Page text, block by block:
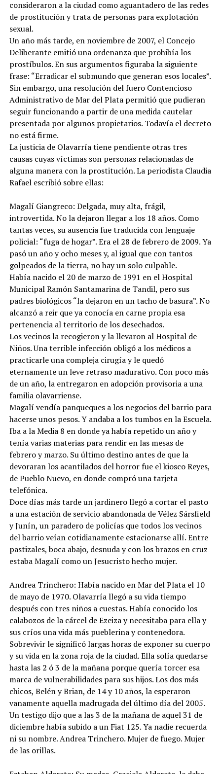
consideraron a la ciudad como aguantadero de las redes
de prostitución y trata de personas para explotación
sexual.
Un año más tarde, en noviembre de 2007, el Concejo
Deliberante emitió una ordenanza que prohibía los
prostíbulos. En sus argumentos figuraba la siguiente
frase: “Erradicar el submundo que generan esos locales”.
Sin embargo, una resolución del fuero Contencioso
Administrativo de Mar del Plata permitió que pudieran
seguir funcionando a partir de una medida cautelar
presentada por algunos propietarios. Todavía el decreto
no está firme.
La justicia de Olavarría tiene pendiente otras tres
causas cuyas víctimas son personas relacionadas de
alguna manera con la prostitución. La periodista Claudia
Rafael escribió sobre ellas:
Magalí Giangreco: Delgada, muy alta, frágil,
introvertida. No la dejaron llegar a los 18 años. Como
tantas veces, su ausencia fue traducida con lenguaje
policial: “fuga de hogar”. Era el 28 de febrero de 2009. Ya
pasó un año y ocho meses y, al igual que con tantos
golpeados de la tierra, no hay un solo culpable.
Había nacido el 20 de marzo de 1991 en el Hospital
Municipal Ramón Santamarina de Tandil, pero sus
padres biológicos “la dejaron en un tacho de basura”. No
alcanzó a reir que ya conocía en carne propia esa
pertenencia al territorio de los desechados.
Los vecinos la recogieron y la llevaron al Hospital de
Niños. Una terrible infección obligó a los médicos a
practicarle una compleja cirugía y le quedó
eternamente un leve retraso madurativo. Con poco más
de un año, la entregaron en adopción provisoria a una
familia olavarriense.
Magalí vendía panqueques a los negocios del barrio para
hacerse unos pesos. Y andaba a los tumbos en la Escuela.
Iba a la Media 8 en donde ya había repetido un año y
tenía varias materias para rendir en las mesas de
febrero y marzo. Su último destino antes de que la
devoraran los acantilados del horror fue el kiosco Reyes,
de Pueblo Nuevo, en donde compró una tarjeta
telefónica.
Doce días más tarde un jardinero llegó a cortar el pasto
a una estación de servicio abandonada de Vélez Sársfield
y Junín, un paradero de policías que todos los vecinos
del barrio veían cotidianamente estacionarse allí. Entre
pastizales, boca abajo, desnuda y con los brazos en cruz
estaba Magalí como un Jesucristo hecho mujer.
Andrea Trinchero: Había nacido en Mar del Plata el 10
de mayo de 1970. Olavarría llegó a su vida tiempo
después con tres niños a cuestas. Había conocido los
calabozos de la cárcel de Ezeiza y necesitaba para ella y
sus críos una vida más pueblerina y contenedora.
Sobrevivir le significó largas horas de exponer su cuerpo
y su vida en la zona roja de la ciudad. Ella solía quedarse
hasta las 2 ó 3 de la mañana porque quería torcer esa
marca de vulnerabilidades para sus hijos. Los dos más
chicos, Belén y Brian, de 14 y 10 años, la esperaron
vanamente aquella madrugada del último día del 2005.
Un testigo dijo que a las 3 de la mañana de aquel 31 de
diciembre había subido a un Fiat 125. Ya nadie recuerda
ni su nombre. Andrea Trinchero. Mujer de fuego. Mujer
de las orillas.